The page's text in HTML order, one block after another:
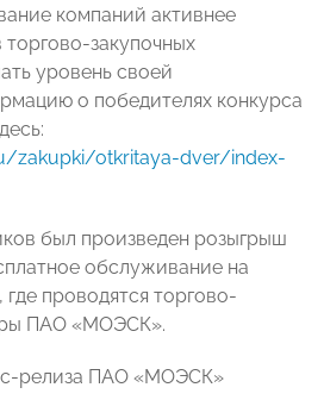
компаний активнее
закупочных
уровень своей
о победителях конкурса
zakupki/otkritaya-dver/index-
был произведен розыгрыш
обслуживание на
проводятся торгово-
ПАО «МОЭСК».
релиза ПАО «МОЭСК»